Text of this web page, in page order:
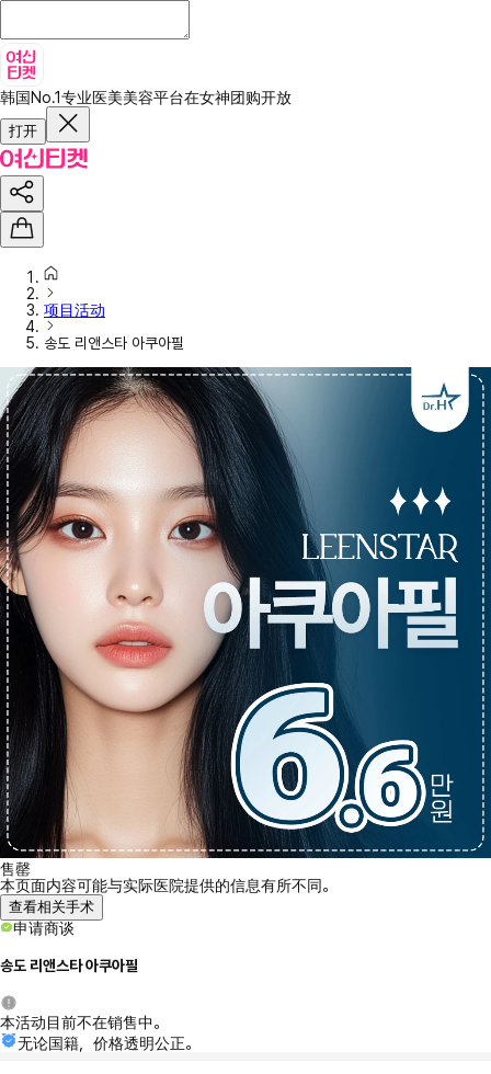
韩国No.1专业医美美容平台在女神团购开放
打开
项目活动
송도 리앤스타 아쿠아필
售罄
本页面内容可能与实际医院提供的信息有所不同。
查看相关手术
申请商谈
송도 리앤스타 아쿠아필
本活动目前不在销售中。
无论国籍，价格透明公正。